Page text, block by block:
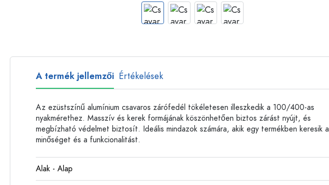
Műanyag palackok
A termék jellemzői Értékelések
Az ezüstszínű alumínium csavaros zárófedél tökéletesen illeszkedik a 100/400-as
nyakmérethez. Masszív és kerek formájának köszönhetően biztos zárást nyújt, és
megbízható védelmet biztosít. Ideális mindazok számára, akik egy termékben keresik a
minőséget és a funkcionalitást.
Alak - Alap